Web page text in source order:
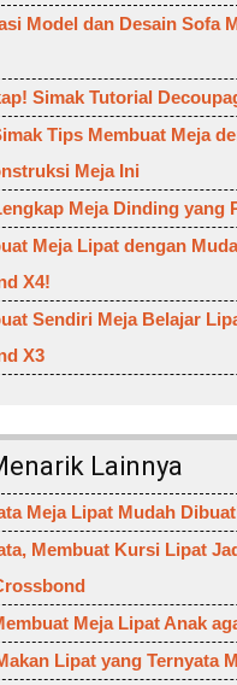
Model dan Desain Sofa
Simak Tutorial
Tips Membuat Meja
Meja Ini
Meja Dinding yang
Meja Lipat dengan
X4!
Sendiri Meja Belajar
X3
Lainnya
Meja Lipat Mudah
Membuat Kursi Lipat
Meja Lipat Anak
Lipat yang Ternyata